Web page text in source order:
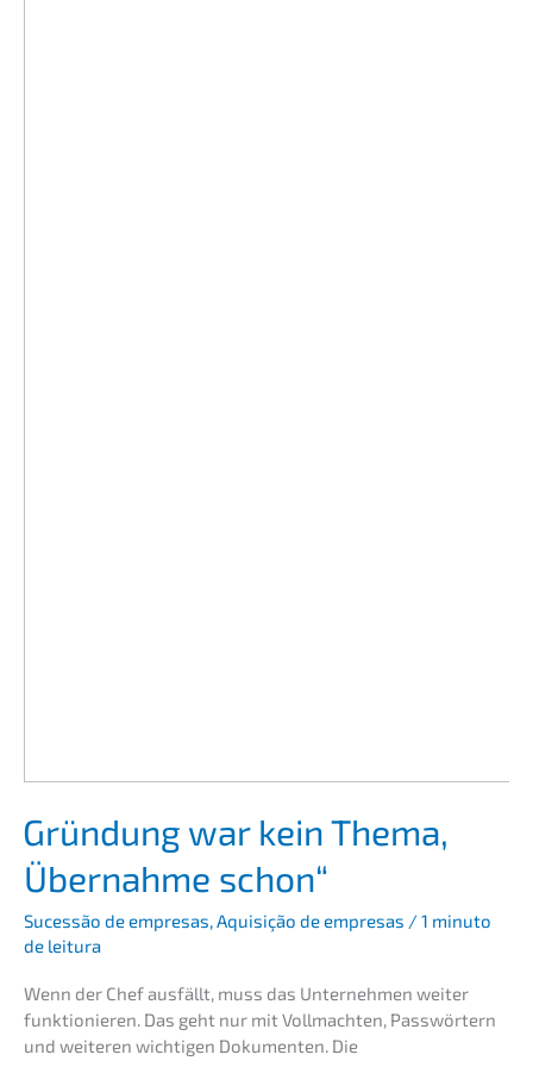
Gründung war kein Thema,
Übernah­me schon“
Suces­são de empre­sas,Aquisi­ção de empre­sas / 1 minuto
de leitura
Wenn der Chef ausfällt, muss das Unter­neh­men weiter
funktio­nie­ren. Das geht nur mit Vollmach­ten, Passwör­tern
und weite­ren wichti­gen Dokumen­ten. Die